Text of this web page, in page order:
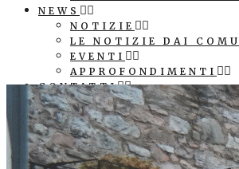
NEWS
NOTIZIE
LE NOTIZIE DAI
EVENTI
APPROFONDIMENTI
CONTATTI
COMUNICAZIONE
PATROCINIO E LOGO
SEGNALETICA
CUBI AGENDA 2030
COMUNI SOSTENIBILI